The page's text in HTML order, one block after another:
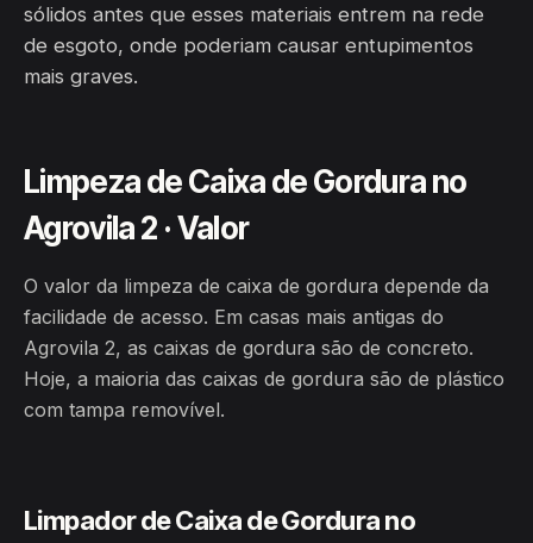
sólidos antes que esses materiais entrem na rede
de esgoto, onde poderiam causar entupimentos
mais graves.
Limpeza de Caixa de Gordura no
Agrovila 2 · Valor
O valor da limpeza de caixa de gordura depende da
facilidade de acesso. Em casas mais antigas do
Agrovila 2, as caixas de gordura são de concreto.
Hoje, a maioria das caixas de gordura são de plástico
com tampa removível.
Limpador de Caixa de Gordura no